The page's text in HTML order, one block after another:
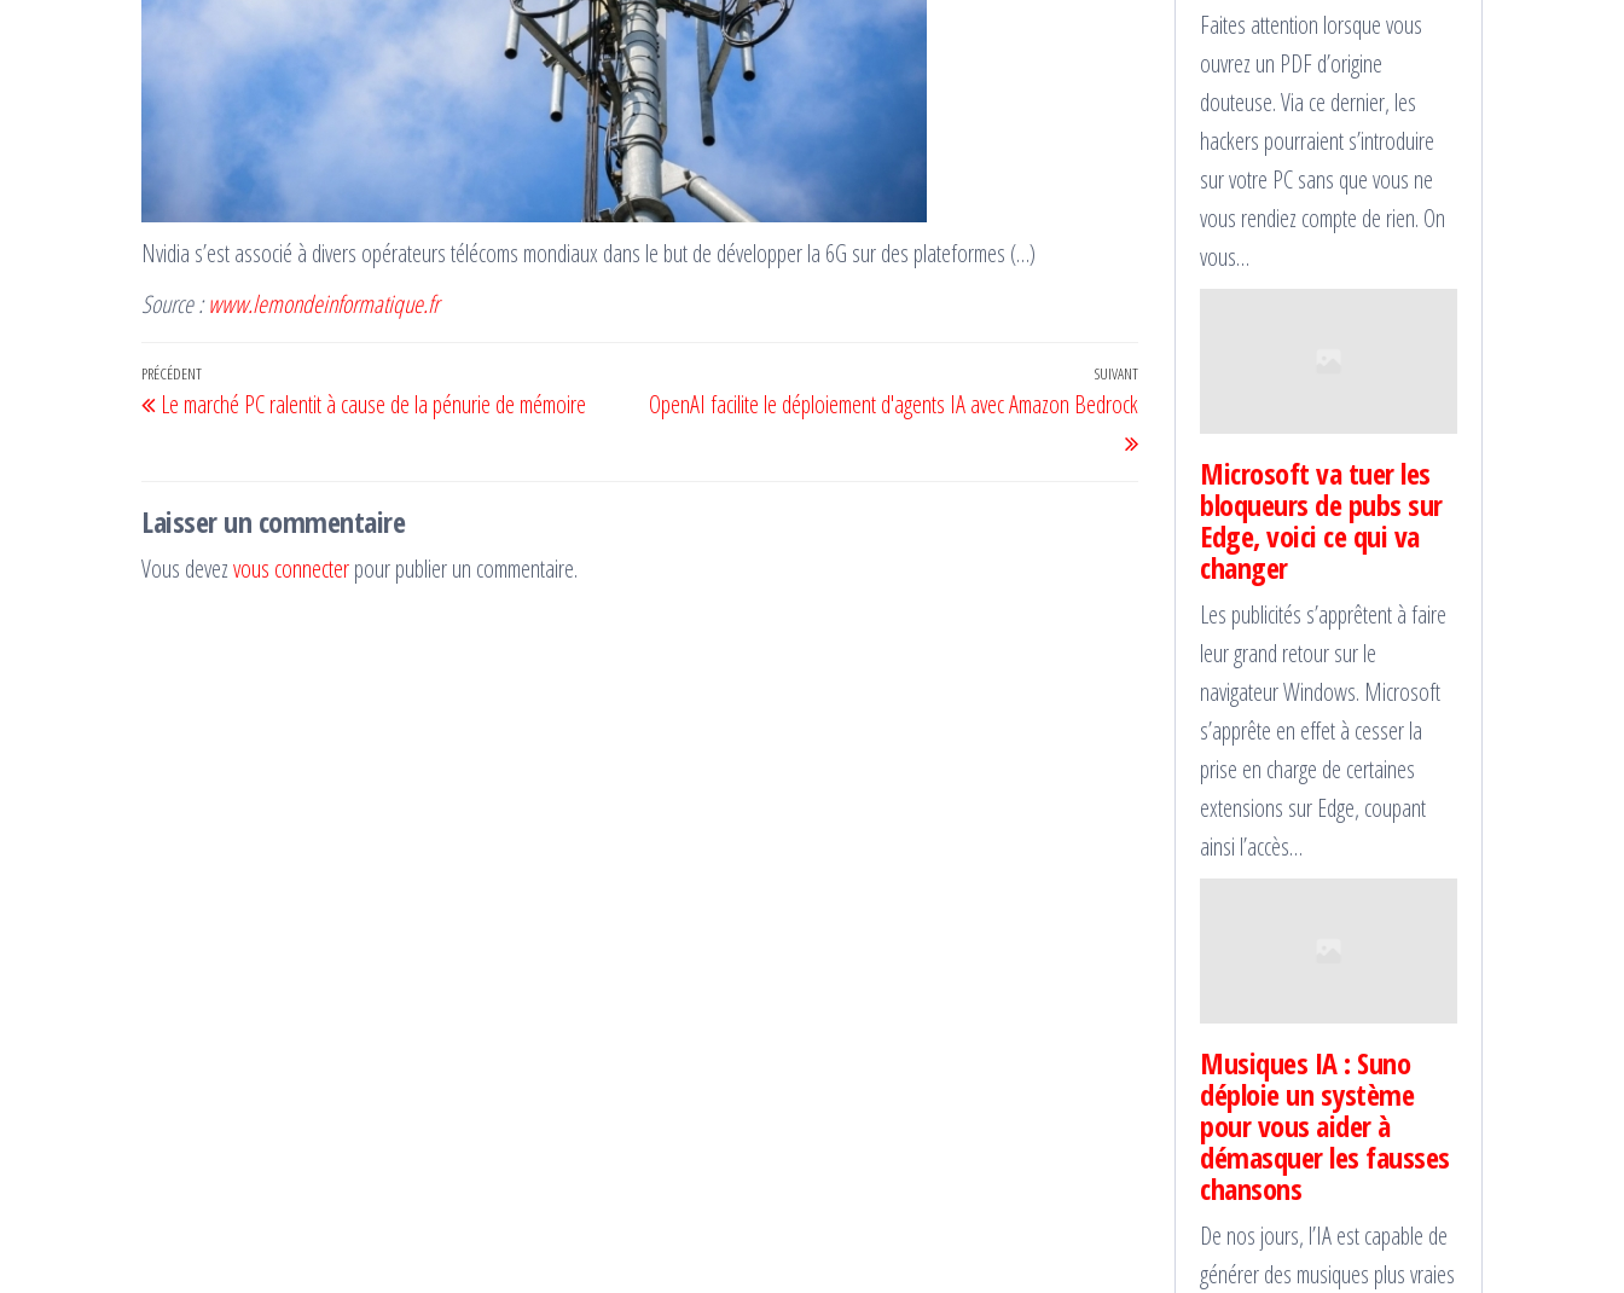
Nvidia s’est associé à divers opérateurs télécoms mondiaux dans le but de développer la 6G sur des plateformes (…)
Source :www.lemondeinformatique.fr
Navigation
de
Article
précédent
PRÉCÉDENT
Le marché PC ralentit à cause de la pénurie de mémoire
Article
suivant
SUIVANT
OpenAI facilite le déploiement d'agents IA avec Amazon Bedrock
Laisser un commentaire
Vous devezvous connecterpour publier un commentaire.
Faites attention lorsque vous
ouvrez un PDF d’origine
douteuse. Via ce dernier, les
hackers pourraient s’introduire
sur votre PC sans que vous ne
vous rendiez compte de rien. On
vous…
Microsoft va tuer les
bloqueurs de pubs sur
Edge, voici ce qui va
changer
Les publicités s’apprêtent à faire
leur grand retour sur le
navigateur Windows. Microsoft
s’apprête en effet à cesser la
prise en charge de certaines
extensions sur Edge, coupant
ainsi l’accès…
Musiques IA : Suno
déploie un système
pour vous aider à
démasquer les fausses
chansons
De nos jours, l’IA est capable de
générer des musiques plus vraies